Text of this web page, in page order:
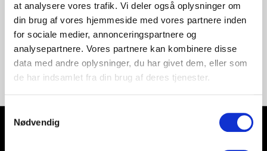
at analysere vores trafik. Vi deler også oplysninger om
din brug af vores hjemmeside med vores partnere inden
for sociale medier, annonceringspartnere og
analysepartnere. Vores partnere kan kombinere disse
data med andre oplysninger, du har givet dem, eller som
de har indsamlet fra din brug af deres tjenester.
Nødvendig